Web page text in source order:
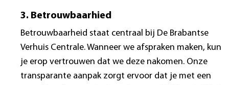
3. Betrouwbaarhied
Betrouwbaarheid staat centraal bij De Brabantse
Verhuis Centrale. Wanneer we afspraken maken, kun
je erop vertrouwen dat we deze nakomen. Onze
transparante aanpak zorgt ervoor dat je met een